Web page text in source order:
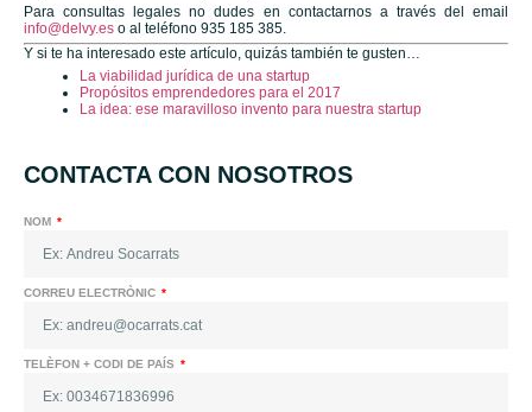
Para consultas legales no dudes en contactarnos a través del email
info@delvy.es o al teléfono 935 185 385.
Y si te ha interesado este artículo, quizás también te gusten…
La viabilidad jurídica de una startup
Propósitos emprendedores para el 2017
La idea: ese maravilloso invento para nuestra startup
CONTACTA CON NOSOTROS
NOM
CORREU ELECTRÒNIC
TELÈFON + CODI DE PAÍS